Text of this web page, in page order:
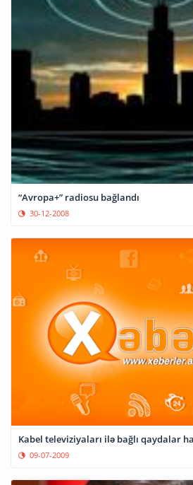
“Avropa+” radiosu bağlandı
30-12-2008
Kabel televiziyaları ilə bağlı qaydalar
09-07-2009